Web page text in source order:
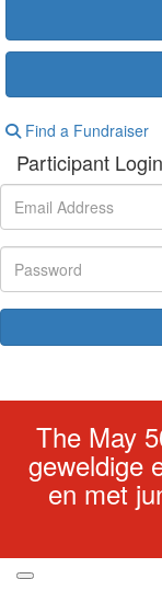
Find a Fundraiser
Participant Login
The May
geweldige
en met